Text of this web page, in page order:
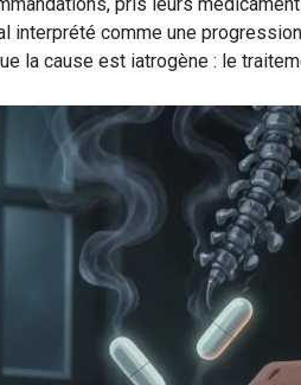
interprété comme une
la cause est iatrogène : le